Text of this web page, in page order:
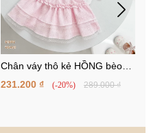
Chân váy thô kẻ HỒNG bèo
nhún
231.200 ₫ (-20%) 289.000 ₫